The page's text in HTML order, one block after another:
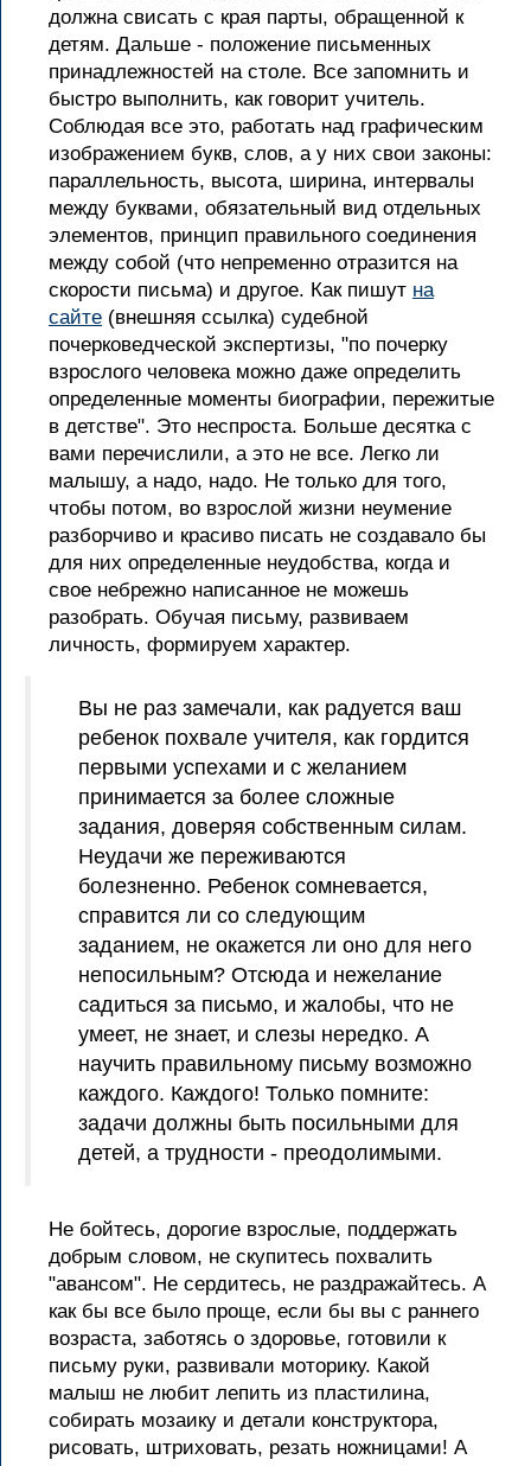
должна свисать с края парты, обращенной к
детям. Дальше - положение письменных
принадлежностей на столе. Все запомнить и
быстро выполнить, как говорит учитель.
Соблюдая все это, работать над графическим
изображением букв, слов, а у них свои законы:
параллельность, высота, ширина, интервалы
между буквами, обязательный вид отдельных
элементов, принцип правильного соединения
между собой (что непременно отразится на
скорости письма) и другое. Как пишут на
сайте (внешняя ссылка) судебной
почерковедческой экспертизы, "по почерку
взрослого человека можно даже определить
определенные моменты биографии, пережитые
в детстве". Это неспроста. Больше десятка с
вами перечислили, а это не все. Легко ли
малышу, а надо, надо. Не только для того,
чтобы потом, во взрослой жизни неумение
разборчиво и красиво писать не создавало бы
для них определенные неудобства, когда и
свое небрежно написанное не можешь
разобрать. Обучая письму, развиваем
личность, формируем характер.
Вы не раз замечали, как радуется ваш
ребенок похвале учителя, как гордится
первыми успехами и с желанием
принимается за более сложные
задания, доверяя собственным силам.
Неудачи же переживаются
болезненно. Ребенок сомневается,
справится ли со следующим
заданием, не окажется ли оно для него
непосильным? Отсюда и нежелание
садиться за письмо, и жалобы, что не
умеет, не знает, и слезы нередко. А
научить правильному письму возможно
каждого. Каждого! Только помните:
задачи должны быть посильными для
детей, а трудности - преодолимыми.
Не бойтесь, дорогие взрослые, поддержать
добрым словом, не скупитесь похвалить
"авансом". Не сердитесь, не раздражайтесь. А
как бы все было проще, если бы вы с раннего
возраста, заботясь о здоровье, готовили к
письму руки, развивали моторику. Какой
малыш не любит лепить из пластилина,
собирать мозаику и детали конструктора,
рисовать, штриховать, резать ножницами! А